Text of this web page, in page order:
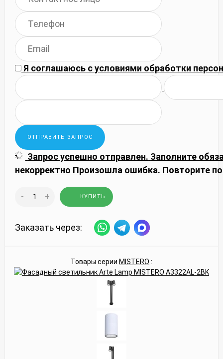
Я соглашаюсь сусловиями обработки
Запрос успешно отправлен. Заполните
некорректно Произошла ошибка. Повторите
- + КУПИТЬ
Заказать через:
Товары серии MISTERO :